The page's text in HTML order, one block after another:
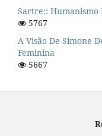
Sartre:: Humanismo
5767
A Visão De Simone
Feminina
5667